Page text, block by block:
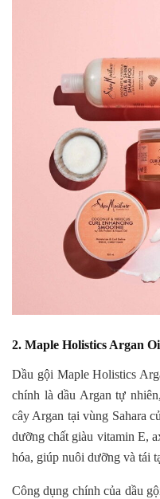
2. Maple Holistics Argan
Dầu gội Maple Holistics
chính là dầu Argan tự
cây Argan tại vùng Sahara
dưỡng chất giàu vitamin E,
hóa, giúp nuôi dưỡng và tái
Công dụng chính của dầu